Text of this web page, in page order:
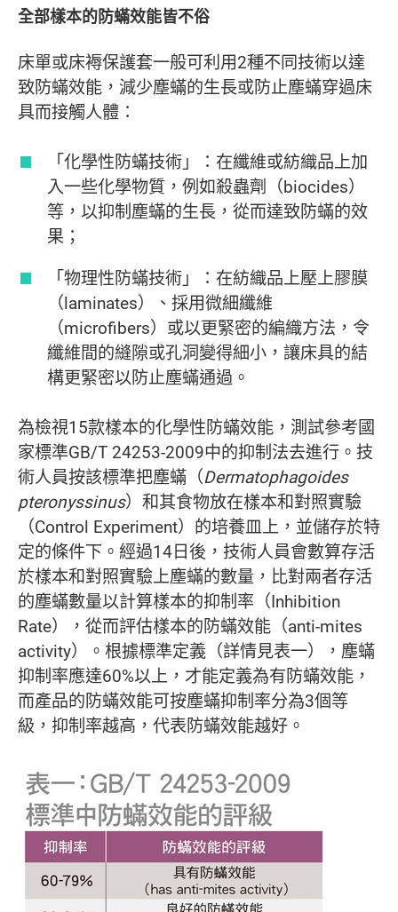
全部樣本的防蟎效能皆不俗
床單或床褥保護套一般可利用2種不同技術以達
致防蟎效能，減少塵蟎的生長或防止塵蟎穿過床
具而接觸人體：
「化學性防蟎技術」：在纖維或紡織品上加
入一些化學物質，例如殺蟲劑（biocides）
等，以抑制塵蟎的生長，從而達致防蟎的效
果；
「物理性防蟎技術」：在紡織品上壓上膠膜
（laminates）、採用微細纖維
（microfibers）或以更緊密的編織方法，令
纖維間的縫隙或孔洞變得細小，讓床具的結
構更緊密以防止塵蟎通過。
為檢視15款樣本的化學性防蟎效能，測試參考國
家標準GB/T 24253-2009中的抑制法去進行。技
術人員按該標準把塵蟎（Dermatophagoides
pteronyssinus）和其食物放在樣本和對照實驗
（Control Experiment）的培養皿上，並儲存於特
定的條件下。經過14日後，技術人員會數算存活
於樣本和對照實驗上塵蟎的數量，比對兩者存活
的塵蟎數量以計算樣本的抑制率（Inhibition
Rate），從而評估樣本的防蟎效能（anti-mites
activity）。根據標準定義（詳情見表一），塵蟎
抑制率應達60%以上，才能定義為有防蟎效能，
而產品的防蟎效能可按塵蟎抑制率分為3個等
級，抑制率越高，代表防蟎效能越好。